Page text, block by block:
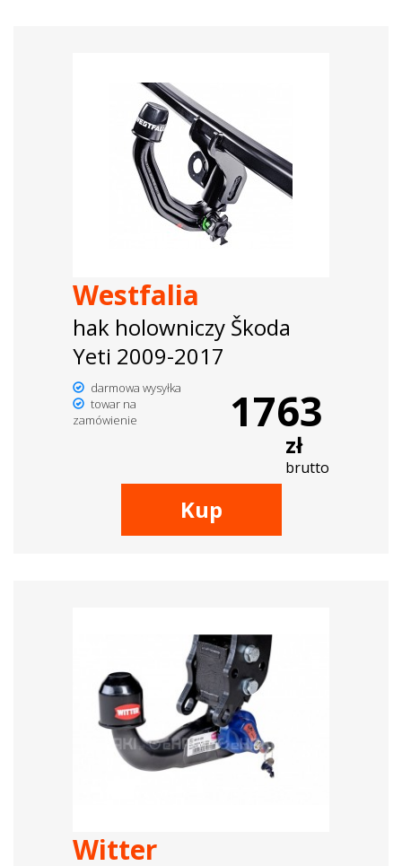
Westfalia
hak holowniczy Škoda
Yeti 2009-2017
darmowa wysyłka
towar na
zamówienie
1763
zł
brutto
Kup
Witter